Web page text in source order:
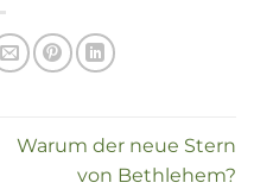
Warum der neue Stern
von Bethlehem?